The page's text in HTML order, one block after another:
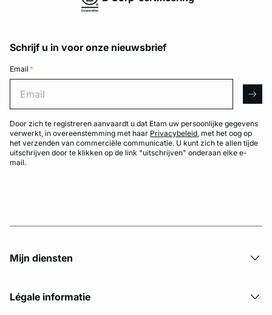
Schrijf u in voor onze nieuwsbrief
Email *
Door zich te registreren aanvaardt u dat Etam uw persoonlijke gegevens
verwerkt, in overeenstemming met haar Privacybeleid, met het oog op
het verzenden van commerciële communicatie. U kunt zich te allen tijde
uitschrijven door te klikken op de link "uitschrijven" onderaan elke e-
mail.
Mijn diensten
Légale informatie